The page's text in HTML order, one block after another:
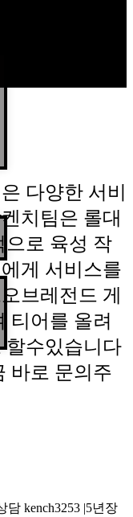
다양한 서비
치팀은 롤대
으로 육성 작
게 서비스를
브레전드 게
티어를 올려
할수있습니다
바로 문의주
담 kench3253 |5년장